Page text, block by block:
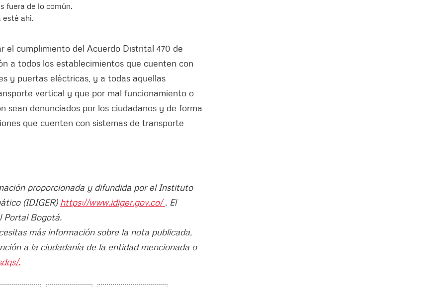
fuera de lo común.
esté ahí.
el cumplimiento del Acuerdo Distrital 470 de
a todos los establecimientos que cuenten con
y puertas eléctricas, y a todas aquellas
vertical y que por mal funcionamiento o
sean denunciados por los ciudadanos y de forma
que cuenten con sistemas de transporte
proporcionada y difundida por el Instituto
(IDIGER) https://www.idiger.gov.co/. El
Portal Bogotá.
más información sobre la nota publicada,
a la ciudadanía de la entidad mencionada o
.